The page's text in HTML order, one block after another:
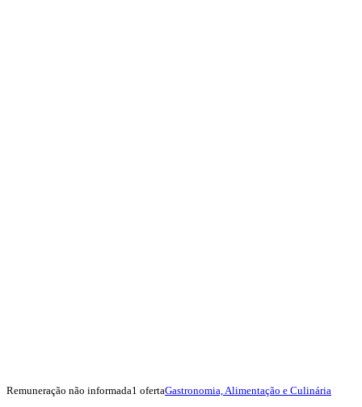
Remuneração não informada1 ofertaGastronomia, Alimentação e Culinária